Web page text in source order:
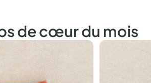
de cœur du mois